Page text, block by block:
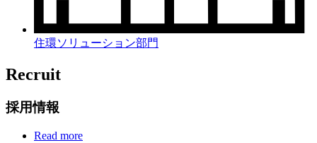
住環ソリューション部門
Recruit
採用情報
Read more